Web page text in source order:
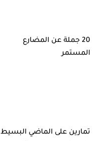
20 جملة عن المضارع
المستمر
تمارين على الماضي البسيط